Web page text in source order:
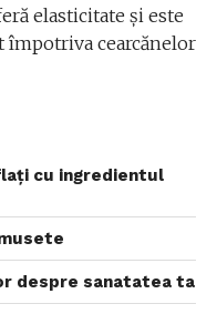
elasticitate și este
cearcănelor
cu ingredientul
despre sanatatea ta